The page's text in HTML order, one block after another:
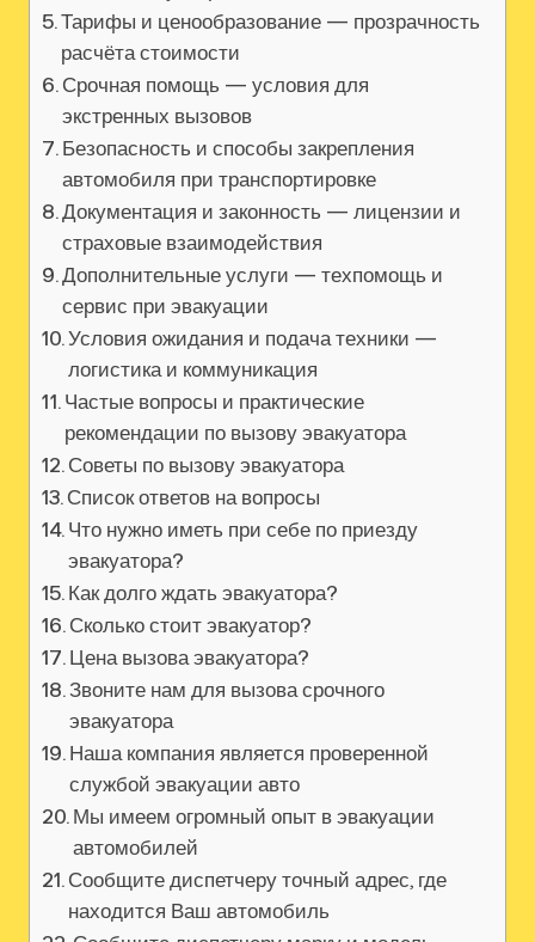
Тарифы и ценообразование — прозрачность
расчёта стоимости
Срочная помощь — условия для
экстренных вызовов
Безопасность и способы закрепления
автомобиля при транспортировке
Документация и законность — лицензии и
страховые взаимодействия
Дополнительные услуги — техпомощь и
сервис при эвакуации
Условия ожидания и подача техники —
логистика и коммуникация
Частые вопросы и практические
рекомендации по вызову эвакуатора
Советы по вызову эвакуатора
Список ответов на вопросы
Что нужно иметь при себе по приезду
эвакуатора?
Как долго ждать эвакуатора?
Сколько стоит эвакуатор?
Цена вызова эвакуатора?
Звоните нам для вызова срочного
эвакуатора
Наша компания является проверенной
службой эвакуации авто
Мы имеем огромный опыт в эвакуации
автомобилей
Сообщите диспетчеру точный адрес, где
находится Ваш автомобиль